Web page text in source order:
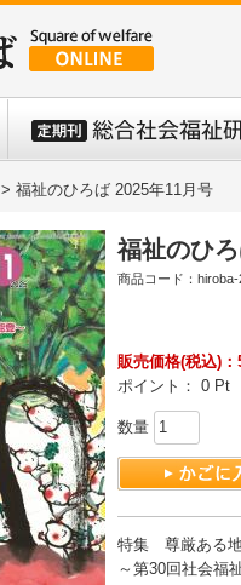
> 福祉のひろば 2025年11月号
福祉のひ
商品コード：hiroba-
販売価格(税込)：
ポイント： 0 Pt
数量
特集 尊厳ある
～第30回社会福